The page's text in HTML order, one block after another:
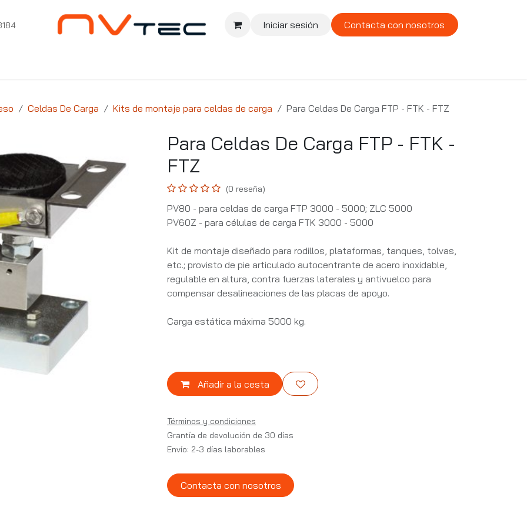
Iniciar sesión Contacta con nosotros
Celdas De Carga Kits de montaje para celdas de carga Para Celdas De Carga FTP - FTK - FTZ
Para Celdas De Carga FTP - FTK -
FTZ
(0 reseña)
PV80 - para celdas de carga FTP 3000 - 5000; ZLC 5000
PV60Z - para células de carga FTK 3000 - 5000
Kit de montaje diseñado para rodillos, plataformas, tanques, tolvas,
etc.; provisto de pie articulado autocentrante de acero inoxidable,
regulable en altura, contra fuerzas laterales y antivuelco para
compensar desalineaciones de las placas de apoyo.
Carga estática máxima 5000 kg.
Añadir a la cesta
Términos y condiciones
Grantía de devolución de 30 días
Envío: 2-3 días laborables
Contacta con nosotros